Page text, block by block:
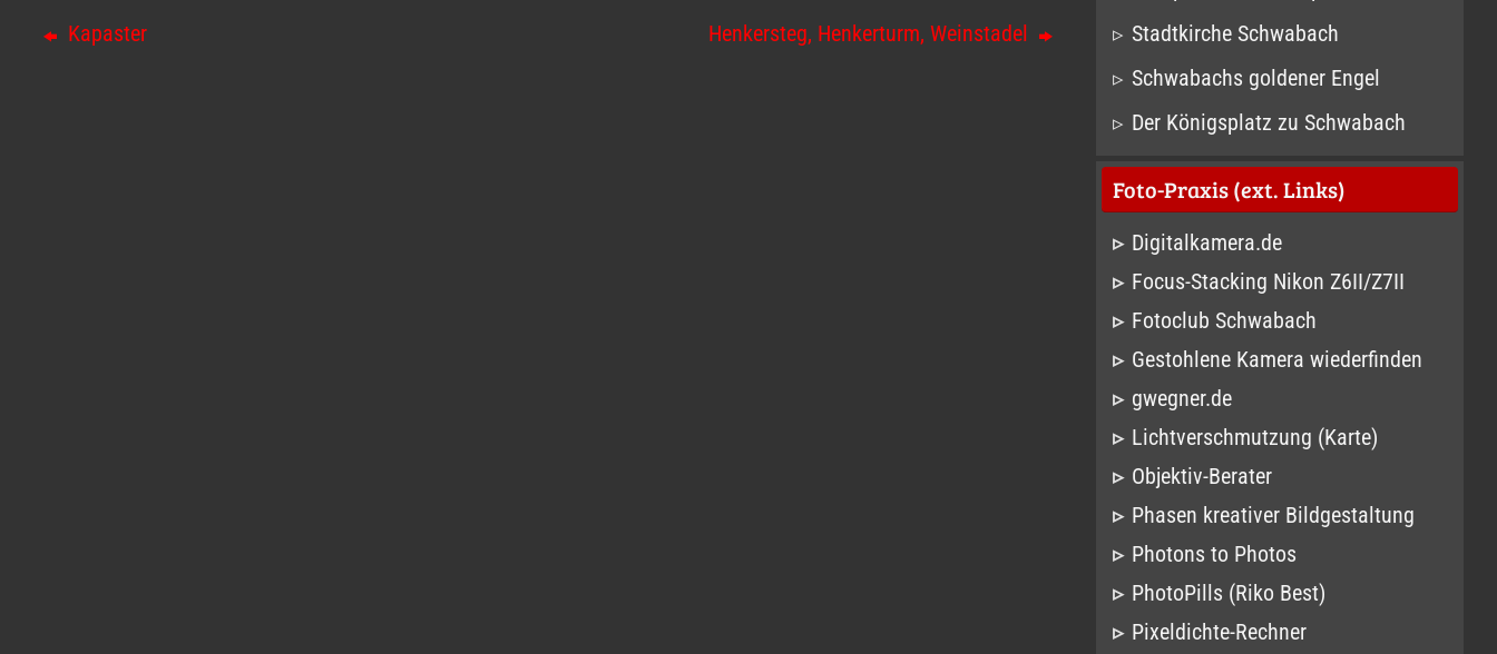
Kapaster Henkersteg, Henkerturm, Weinstadel
Stadtkirche Schwabach
Schwabachs goldener Engel
Der Königsplatz zu Schwabach
Foto-Praxis (ext. Links)
Digitalkamera.de
Focus-Stacking Nikon Z6II/Z7II
Fotoclub Schwabach
Gestohlene Kamera wiederfinden
gwegner.de
Lichtverschmutzung (Karte)
Objektiv-Berater
Phasen kreativer Bildgestaltung
Photons to Photos
PhotoPills (Riko Best)
Pixeldichte-Rechner